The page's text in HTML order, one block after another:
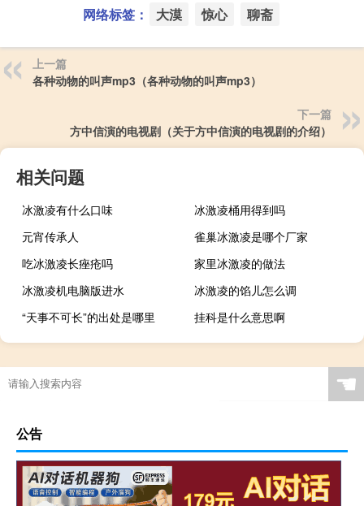
网络标签： 大漠 惊心 聊斋
上一篇
各种动物的叫声mp3（各种动物的叫声mp3）
下一篇
方中信演的电视剧（关于方中信演的电视剧的介绍）
相关问题
冰激凌有什么口味
冰激凌桶用得到吗
元宵传承人
雀巢冰激凌是哪个厂家
吃冰激凌长痤疮吗
家里冰激凌的做法
冰激凌机电脑版进水
冰激凌的馅儿怎么调
“天事不可长”的出处是哪里
挂科是什么意思啊
☚
公告